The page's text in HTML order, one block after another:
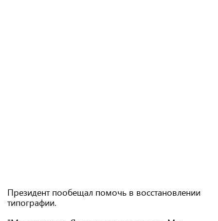
Президент пообещал помочь в восстановлении
типографии.